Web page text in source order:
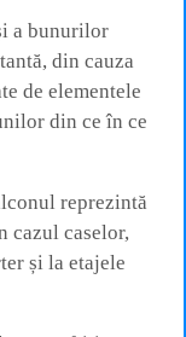
a bunurilor
din cauza
de elementele
din ce în ce
reprezintă
cazul caselor,
și la etajele